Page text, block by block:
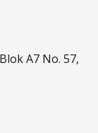
A7 No. 57,